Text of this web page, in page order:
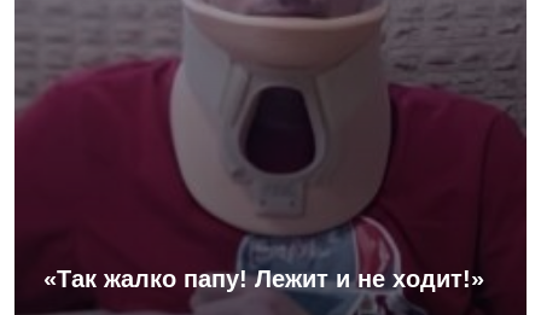
«Так жалко папу! Лежит и не ходит!»